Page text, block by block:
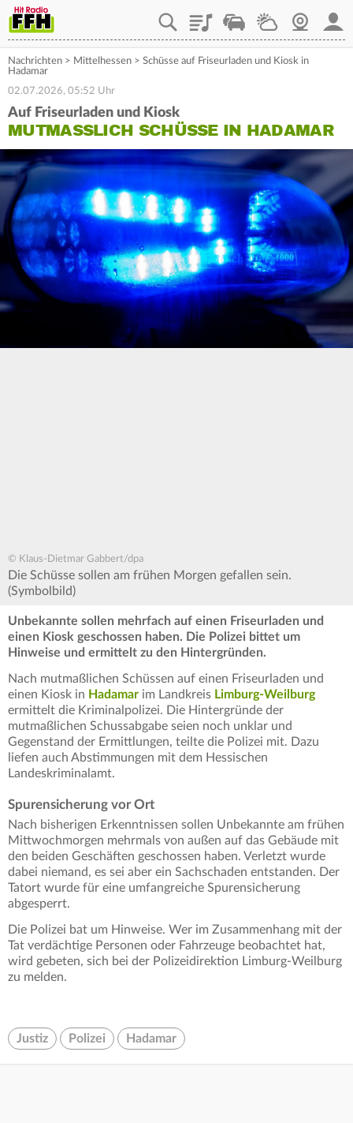
PlaylistStaupilotWetterWebcam
Nachrichten > Mittelhessen > Schüsse auf Friseurladen und Kiosk in
Hadamar
02.07.2026, 05:52 Uhr
Auf Friseurladen und Kiosk
MUTMASSLICH SCHÜSSE IN HADAMAR
© Klaus-Dietmar Gabbert/dpa
Die Schüsse sollen am frühen Morgen gefallen sein.
(Symbolbild)
Unbekannte sollen mehrfach auf einen Friseurladen und
einen Kiosk geschossen haben. Die Polizei bittet um
Hinweise und ermittelt zu den Hintergründen.
Nach mutmaßlichen Schüssen auf einen Friseurladen und
einen Kiosk in Hadamar im Landkreis Limburg-Weilburg
ermittelt die Kriminalpolizei. Die Hintergründe der
mutmaßlichen Schussabgabe seien noch unklar und
Gegenstand der Ermittlungen, teilte die Polizei mit. Dazu
liefen auch Abstimmungen mit dem Hessischen
Landeskriminalamt.
Spurensicherung vor Ort
Nach bisherigen Erkenntnissen sollen Unbekannte am frühen
Mittwochmorgen mehrmals von außen auf das Gebäude mit
den beiden Geschäften geschossen haben. Verletzt wurde
dabei niemand, es sei aber ein Sachschaden entstanden. Der
Tatort wurde für eine umfangreiche Spurensicherung
abgesperrt.
Die Polizei bat um Hinweise. Wer im Zusammenhang mit der
Tat verdächtige Personen oder Fahrzeuge beobachtet hat,
wird gebeten, sich bei der Polizeidirektion Limburg-Weilburg
zu melden.
Justiz Polizei Hadamar